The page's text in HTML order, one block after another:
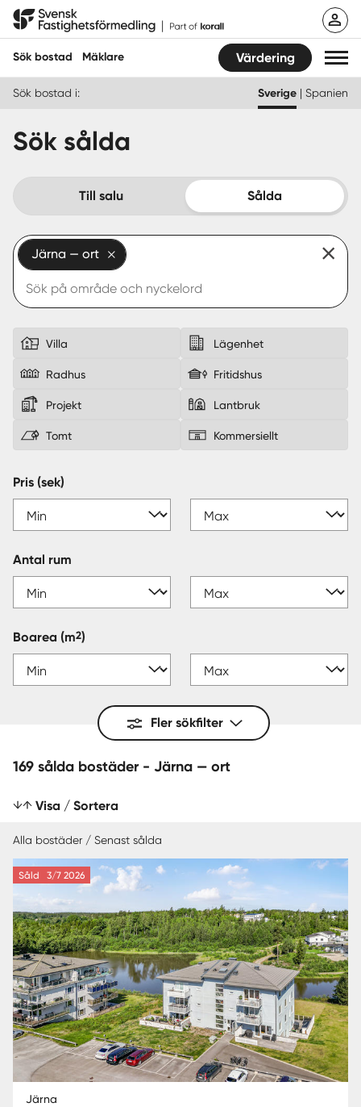
Hoppa
Svensk Fastighetsförmedling
Sök bostad Mäklare Värdering
Hitta mäklare
Köpa
Guider
Start
Logga in
Sverige|Spanien
Sök bostad i: Sverige | Spanien
Sök sålda
Till salu Sålda
Järna — ort
Villa Lägenhet
Radhus Fritidshus
Projekt Lantbruk
Tomt Kommersiellt
Pris (sek)
Antal rum
Boarea (m2)
Fler sökfilter
169 sålda bostäder - Järna — ort
Visa / Sortera
SENAST SÅLDA
Alla bostäder / Senast sålda
Såld 3/7 2026
Järna